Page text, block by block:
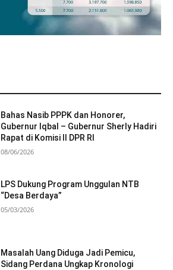
Bahas Nasib PPPK dan Honorer,
Gubernur Iqbal – Gubernur Sherly Hadiri
Rapat di Komisi II DPR RI
08/06/2026
LPS Dukung Program Unggulan NTB
“Desa Berdaya”
05/03/2026
Masalah Uang Diduga Jadi Pemicu,
Sidang Perdana Ungkap Kronologi